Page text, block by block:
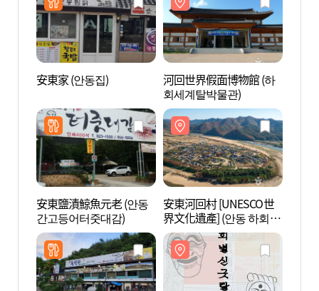
安東家 (안동집)
河回世界假面博物館 (하
회세계탈박물관)
安東鹽漬鯨魚元老 (안동
간고등어터줏대감)
安東河回村 [UNESCO世
界文化遺產] (안동 하회마
을 [유네스코 세계문화유
산])